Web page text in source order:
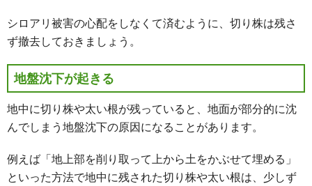
シロアリ被害の心配をしなくて済むように、切り株は残さ
ず撤去しておきましょう。
地盤沈下が起きる
地中に切り株や太い根が残っていると、地面が部分的に沈
んでしまう地盤沈下の原因になることがあります。
例えば「地上部を削り取って上から土をかぶせて埋める」
といった方法で地中に残された切り株や太い根は、少しず